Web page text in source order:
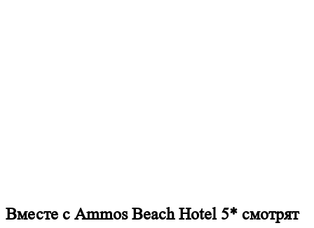
Вместе с Ammos Beach Hotel 5* смотрят